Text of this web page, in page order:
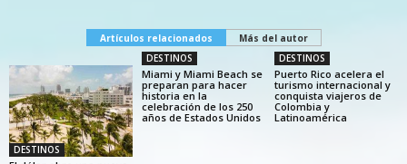
Artículos relacionados Más del autor
DESTINOS
DESTINOS
Miami y Miami Beach se
preparan para hacer
historia en la
celebración de los 250
años de Estados Unidos
DESTINOS
Puerto Rico acelera el
turismo internacional y
conquista viajeros de
Colombia y
Latinoamérica